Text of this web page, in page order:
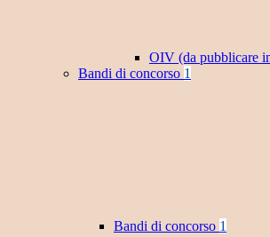
OIV (da pubblicare
Bandi di concorso 1
Bandi di concorso 1